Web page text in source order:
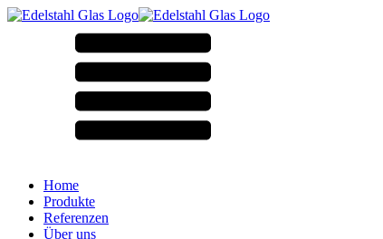
Home
Produkte
Referenzen
Über uns